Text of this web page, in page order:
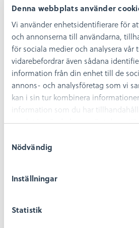
Denna webbplats använder
Vi använder enhetsidentifierare för
och annonserna till användarna,
för sociala medier och analysera vår
vidarebefordrar även sådana
information från din enhet till de
annons- och analysföretag som vi
kan i sin tur kombinera
information som du har
samlat in när du har använt deras
Nödvändig
Inställningar
Statistik
nu, så kanske sen! Men lyssna
oavsett.
Scanna QR-koden eller swisha till 123
din inbetalning med vilket avsnitt du har